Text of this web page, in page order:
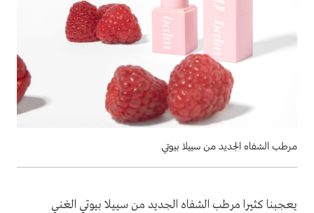
مرطب الشفاه الجدید من سییلا بیوتي
يعجبنا كثيرا مرطب الشفاه الجدید من سییلا بیوتي الغني